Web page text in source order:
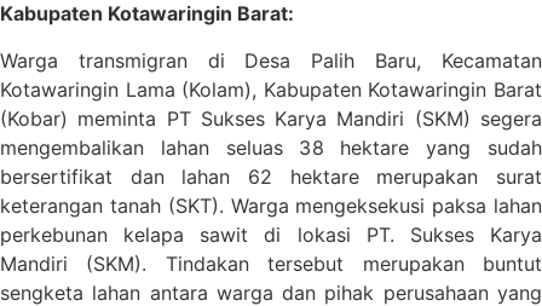
Kabupaten Kotawaringin Barat:
Warga transmigran di Desa Palih Baru, Kecamatan
Kotawaringin Lama (Kolam), Kabupaten Kotawaringin Barat
(Kobar) meminta PT Sukses Karya Mandiri (SKM) segera
mengembalikan lahan seluas 38 hektare yang sudah
bersertifikat dan lahan 62 hektare merupakan surat
keterangan tanah (SKT). Warga mengeksekusi paksa lahan
perkebunan kelapa sawit di lokasi PT. Sukses Karya
Mandiri (SKM). Tindakan tersebut merupakan buntut
sengketa lahan antara warga dan pihak perusahaan yang